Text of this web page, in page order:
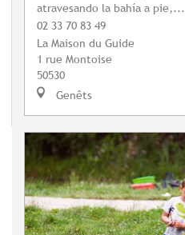
atravesando la bahía a pie,...
02 33 70 83 49
La Maison du Guide
1 rue Montoise
50530
Genêts